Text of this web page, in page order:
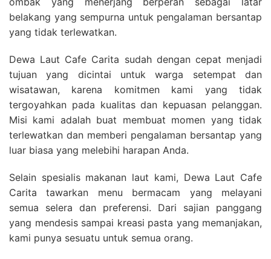
belakang yang sempurna untuk pengalaman bersantap
yang tidak terlewatkan.
Dewa Laut Cafe Carita sudah dengan cepat menjadi
tujuan yang dicintai untuk warga setempat dan
wisatawan, karena komitmen kami yang tidak
tergoyahkan pada kualitas dan kepuasan pelanggan.
Misi kami adalah buat membuat momen yang tidak
terlewatkan dan memberi pengalaman bersantap yang
luar biasa yang melebihi harapan Anda.
Selain spesialis makanan laut kami, Dewa Laut Cafe
Carita tawarkan menu bermacam yang melayani
semua selera dan preferensi. Dari sajian panggang
yang mendesis sampai kreasi pasta yang memanjakan,
kami punya sesuatu untuk semua orang.